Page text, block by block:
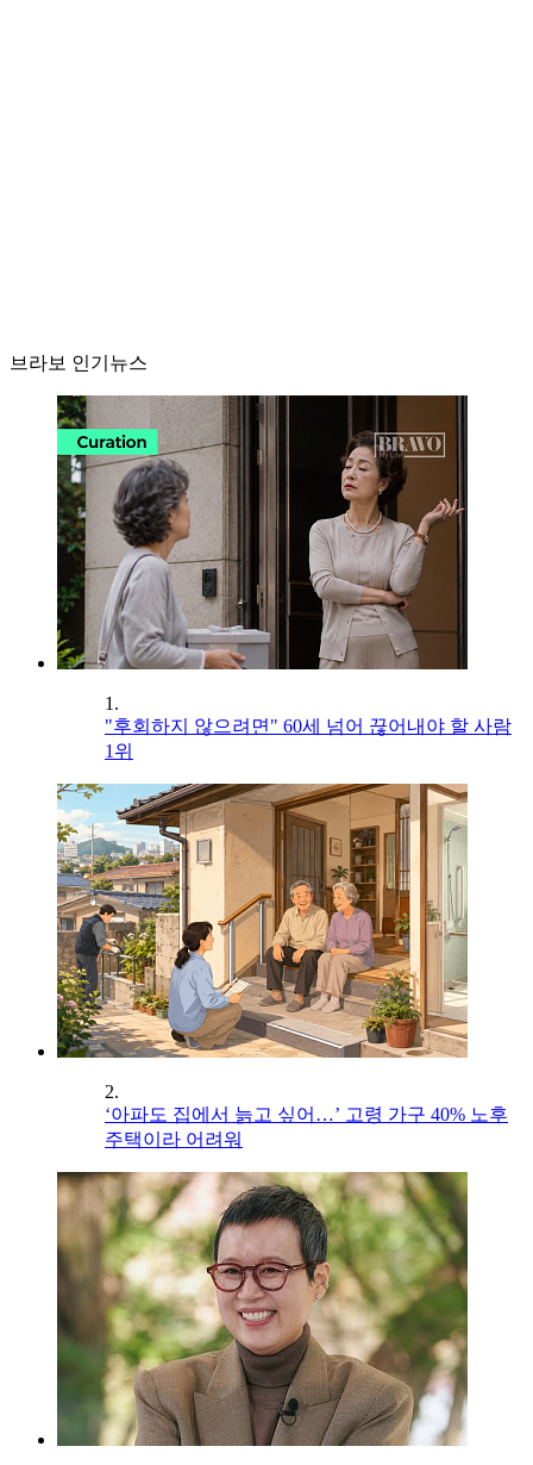
브라보 인기뉴스
1.
"후회하지 않으려면" 60세 넘어 끊어내야 할 사람
1위
2.
‘아파도 집에서 늙고 싶어…’ 고령 가구 40% 노후
주택이라 어려워